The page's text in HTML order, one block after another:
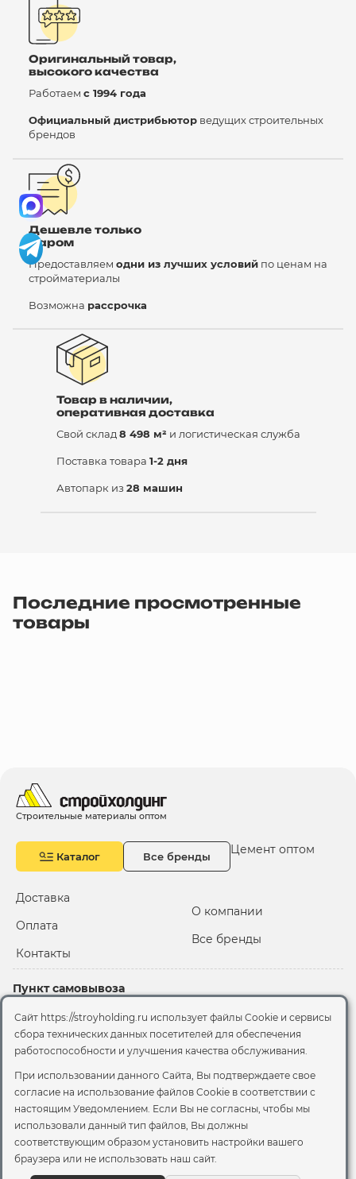
Оригинальный товар,
высокого качества
Работаем с 1994 года
Официальный дистрибьютор ведущих строительных
брендов
Дешевле только
даром
Предоставляем одни из лучших условий по ценам на
стройматериалы
Возможна рассрочка
Товар в наличии,
оперативная доставка
Свой склад 8 498 м² и логистическая служба
Поставка товара 1-2 дня
Автопарк из 28 машин
Последние просмотренные
товары
Строительные материалы оптом
Каталог Все бренды Цемент оптом
Доставка
Оплата
Контакты
О компании
Все бренды
Пункт самовывоза
2-й Иртышский проезд,
территория 2А стр.3
Офис
Москва, ул. Вятская, 49с1
© 2026 Стройхолдинг | г. Москва
Договор оферта
Политика конфиденциальности
Сайт https://stroyholding.ru использует файлы Cookie и сервисы
сбора технических данных посетителей для обеспечения
работоспособности и улучшения качества обслуживания.
При использовании данного Сайта, Вы подтверждаете свое
согласие на использование файлов Cookie в соответствии с
настоящим Уведомлением. Если Вы не согласны, чтобы мы
использовали данный тип файлов, Вы должны
соответствующим образом установить настройки вашего
браузера или не использовать наш сайт.